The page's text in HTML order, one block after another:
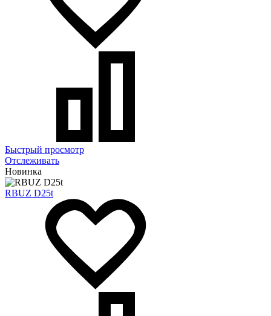
Быстрый просмотр
Отслеживать
Новинка
RBUZ D25t